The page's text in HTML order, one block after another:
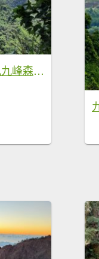
《南投》峰峰相連｜草屯九九峰森林步道O型20250906